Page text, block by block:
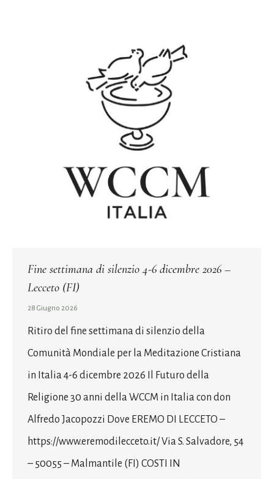
Fine settimana di silenzio 4-6 dicembre 2026 –
Lecceto (FI)
28 Giugno 2026
Ritiro del fine settimana di silenzio della
Comunità Mondiale per la Meditazione Cristiana
in Italia 4-6 dicembre 2026 Il Futuro della
Religione 30 anni della WCCM in Italia con don
Alfredo Jacopozzi Dove EREMO DI LECCETO –
https://www.eremodilecceto.it/ Via S. Salvadore, 54
– 50055 – Malmantile (FI) COSTI IN